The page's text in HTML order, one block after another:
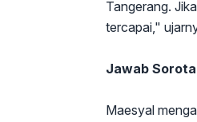
Tangerang.
tercapai,"
Jawab
Maesyal